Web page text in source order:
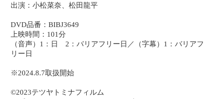
出演：小松菜奈、松田龍平
DVD品番：BIBJ3649
上映時間：101分
（音声）1：日 2：バリアフリー日／（字幕）1：バリアフ
リー日
※2024.8.7取扱開始
©2023テツヤトミナフィルム